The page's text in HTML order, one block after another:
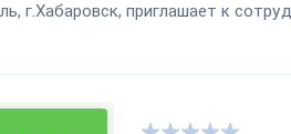
г.Хабаровск, приглашает к